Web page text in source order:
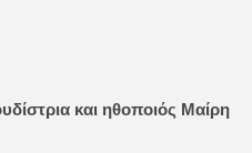
και ηθοποιός Μαίρη